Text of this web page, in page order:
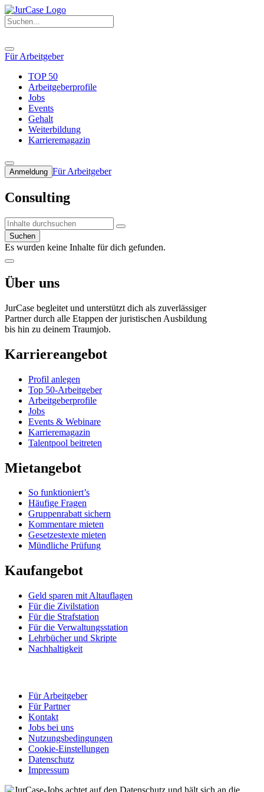
Für Arbeitgeber
TOP 50
Arbeitgeberprofile
Jobs
Events
Gehalt
Weiterbildung
Karrieremagazin
Anmeldung Für Arbeitgeber
Consulting
Suchen
Es wurden keine Inhalte für dich gefunden.
Über uns
JurCase begleitet und unterstützt dich als zuverlässiger
Partner durch alle Etappen der juristischen Ausbildung
bis hin zu deinem Traumjob.
Karriereangebot
Profil anlegen
Top 50-Arbeitgeber
Arbeitgeberprofile
Jobs
Events & Webinare
Karrieremagazin
Talentpool beitreten
Mietangebot
So funktioniert’s
Häufige Fragen
Gruppenrabatt sichern
Kommentare mieten
Gesetzestexte mieten
Mündliche Prüfung
Kaufangebot
Geld sparen mit Altauflagen
Für die Zivilstation
Für die Strafstation
Für die Verwaltungsstation
Lehrbücher und Skripte
Nachhaltigkeit
Für Arbeitgeber
Für Partner
Kontakt
Jobs bei uns
Nutzungsbedingungen
Cookie-Einstellungen
Datenschutz
Impressum